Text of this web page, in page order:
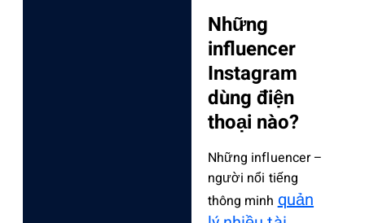
Những
influencer
Instagram
dùng điện
thoại nào?
Những influencer –
người nổi tiếng
thông minhquản